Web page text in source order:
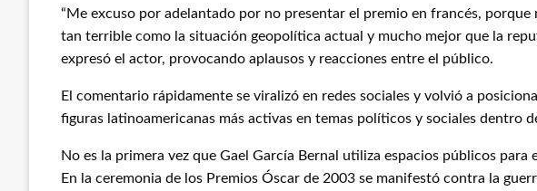
“Me excuso por adelantado por no presentar el premio en francés,
tan terrible como la situación geopolítica actual y mucho mejor que la
expresó el actor, provocando aplausos y reacciones entre el público.
El comentario rápidamente se viralizó en redes sociales y volvió a
figuras latinoamericanas más activas en temas políticos y sociales dentro
No es la primera vez que Gael García Bernal utiliza espacios públicos
En la ceremonia de los Premios Óscar de 2003 se manifestó contra la